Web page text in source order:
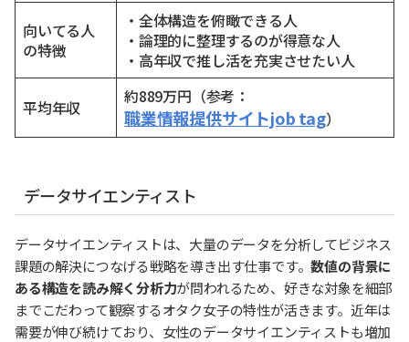
向いてる人
の特徴
・全体構造を俯瞰できる人
・論理的に整理するのが得意な人
・高年収で推し活を充実させたい人
平均年収
約889万円（参考：
職業情報提供サイトjob tag）
データサイエンティスト
データサイエンティストは、大量のデータを分析してビジネス
課題の解決につなげる戦略を導き出す仕事です。数値の背景に
ある構造を読み解く分析力が問われるため、好きな対象を細部
までこだわって観察するオタク女子の特性が活きます。近年は
需要が伸び続けており、女性のデータサイエンティストも増加